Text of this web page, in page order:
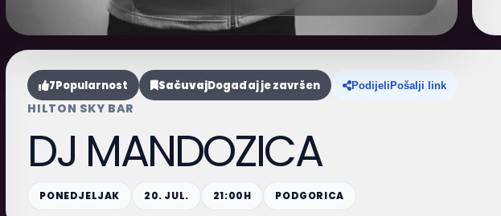
7Popularnost SačuvajDogađaj je završen PodijeliPošalji link
HILTON SKY BAR
DJ MANDOZICA
PONEDJELJAK 20. JUL. 21:00H PODGORICA